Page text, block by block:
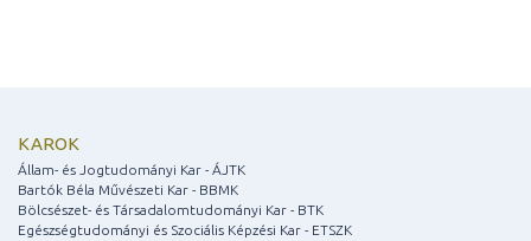
KAROK
Állam- és Jogtudományi Kar - ÁJTK
Bartók Béla Művészeti Kar - BBMK
Bölcsészet- és Társadalomtudományi Kar - BTK
Egészségtudományi és Szociális Képzési Kar - ETSZK